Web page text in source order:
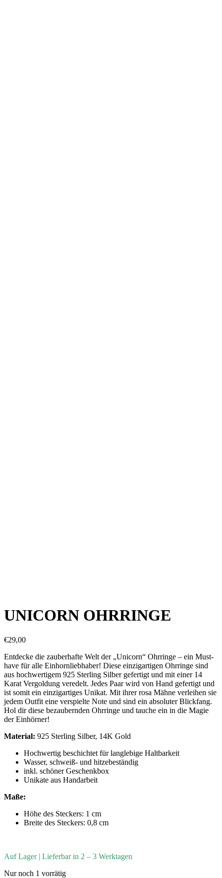
UNICORN OHRRINGE
€29,00
Entdecke die zauberhafte Welt der „Unicorn“ Ohrringe – ein Must-
have für alle Einhornliebhaber! Diese einzigartigen Ohrringe sind
aus hochwertigem 925 Sterling Silber gefertigt und mit einer 14
Karat Vergoldung veredelt. Jedes Paar wird von Hand gefertigt und
ist somit ein einzigartiges Unikat. Mit ihrer rosa Mähne verleihen sie
jedem Outfit eine verspielte Note und sind ein absoluter Blickfang.
Hol dir diese bezaubernden Ohrringe und tauche ein in die Magie
der Einhörner!
Material: 925 Sterling Silber, 14K Gold
Hochwertig beschichtet für langlebige Haltbarkeit
Wasser, schweiß- und hitzebeständig
inkl. schöner Geschenkbox
Unikate aus Handarbeit
Maße:
Höhe des Steckers: 1 cm
Breite des Steckers: 0,8 cm
Auf Lager | Lieferbar in 2 – 3 Werktagen
Nur noch 1 vorrätig